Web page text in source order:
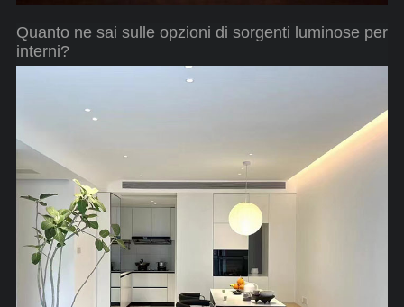
Quanto ne sai sulle opzioni di sorgenti luminose per
interni?